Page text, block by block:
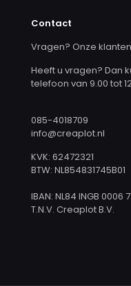
Contact
Vragen? Onze
Heeft u vragen? Dan
telefoon van 9.00 tot
085-4018709
info@creaplot.nl
KVK: 62472321
BTW: NL854831745B01
IBAN: NL84 INGB 0006
T.N.V. Creaplot B.V.